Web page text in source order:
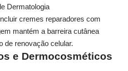
Dermatologia
cremes reparadores com
mantém a barreira cutânea
de renovação celular.
e Dermocosméticos